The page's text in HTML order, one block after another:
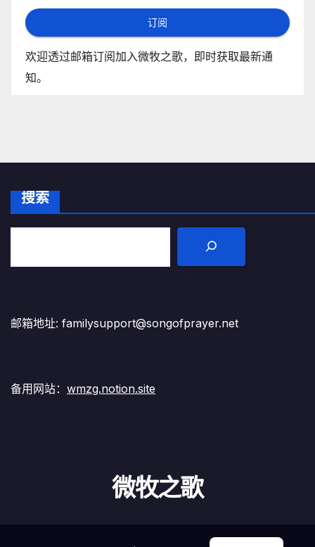
订阅
欢迎透过邮箱订阅加入微牧之歌，即时获取最新通
知。
搜索
邮箱地址: familysupport@songofprayer.net
备用网站： wmzg.notion.site
微牧之歌